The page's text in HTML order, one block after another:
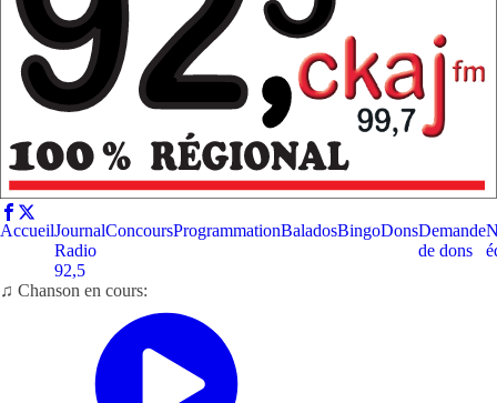
AccueilJournal
Radio
92,5
ConcoursProgrammationBaladosBingoDonsDemande
de dons
♫ Chanson en cours: